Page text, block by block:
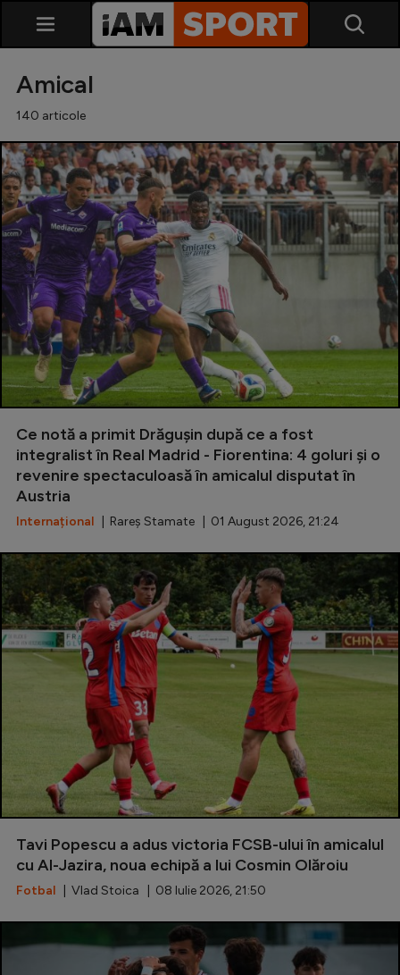
SuperLiga
Liga 2
Cupa României
Echipa Națională
U21
Fotbal feminin
Special
Diverse
Clasamente
Champions League
Europa League
Conference League
CM 2026
Premier League
LaLiga
Bundesliga
Ligue 1
Campionate
Starurile fotbalului
Amical
140 articole
Ce notă a primit Drăgușin după ce a fost
integralist în Real Madrid - Fiorentina: 4 goluri și o
revenire spectaculoasă în amicalul disputat în
Austria
Internațional | Rareș Stamate | 01 August 2026, 21:24
Tavi Popescu a adus victoria FCSB-ului în amicalul
cu Al-Jazira, noua echipă a lui Cosmin Olăroiu
Fotbal | Vlad Stoica | 08 Iulie 2026, 21:50